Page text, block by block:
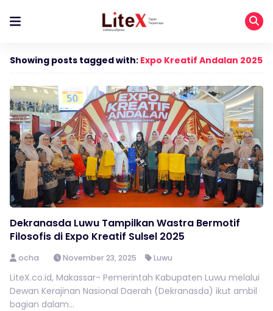
Showing posts tagged with: Expo Kreatif Andalan 2025
Dekranasda Luwu Tampilkan Wastra Bermotif
Filosofis di Expo Kreatif Sulsel 2025
ocha November 23, 2025 Luwu
LiteX.co.id, Makassar- Pemerintah Kabupaten Luwu melalui
Dewan Kerajinan Nasional Daerah (Dekranasda) ikut ambil
bagian dalam...